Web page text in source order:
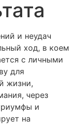
и неудач
ход, в коем
с личными
для
жизни,
через
и
на